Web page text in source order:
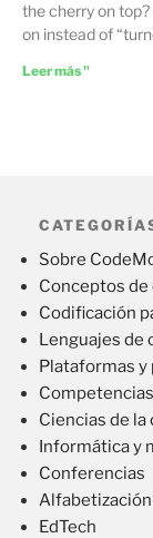
the cherry on
on instead of
Leer más "
Sobre
Conceptos
Codificación
Lenguajes de
Plataformas y
Competencias
Ciencias de
Informática y
Conferencias
EdTech